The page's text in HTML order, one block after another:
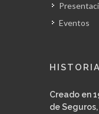
Eventos
HISTORIA
Creado en
de